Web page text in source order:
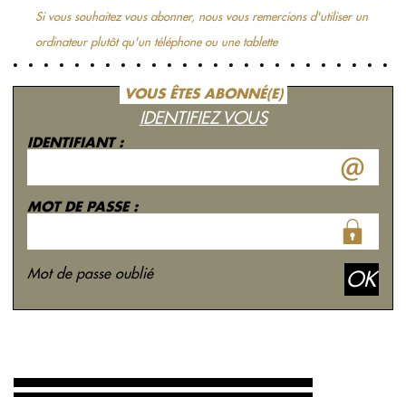
Si vous souhaitez vous abonner, nous vous remercions d'utiliser un
ordinateur plutôt qu'un téléphone ou une tablette
VOUS ÊTES ABONNÉ(E)
IDENTIFIEZ VOUS
IDENTIFIANT :
MOT DE PASSE :
Mot de passe oublié